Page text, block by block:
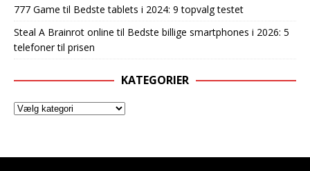
777 Game til Bedste tablets i 2024: 9 topvalg testet
Steal A Brainrot online til Bedste billige smartphones i 2026: 5
telefoner til prisen
KATEGORIER